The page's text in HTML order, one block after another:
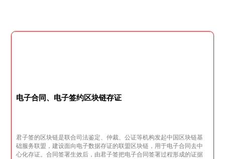
电子合同、电子签约区块链存证
君子签的区块链是联合司法鉴定、仲裁、公证等机构发起中国区块链基
础服务联盟，建设面向电子数据存证的联盟区块链，用于电子合同去中
心化存证。合同签署生效后，由君子签把电子合同签署过程形成的证据